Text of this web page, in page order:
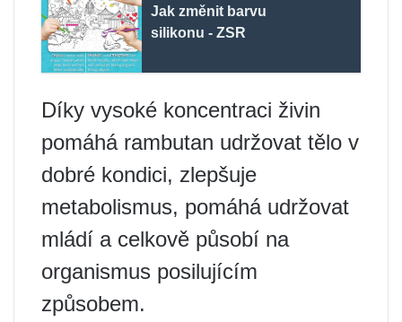
Jak změnit barvu
silikonu - ZSR
Díky vysoké koncentraci živin
pomáhá rambutan udržovat tělo v
dobré kondici, zlepšuje
metabolismus, pomáhá udržovat
mládí a celkově působí na
organismus posilujícím
způsobem.